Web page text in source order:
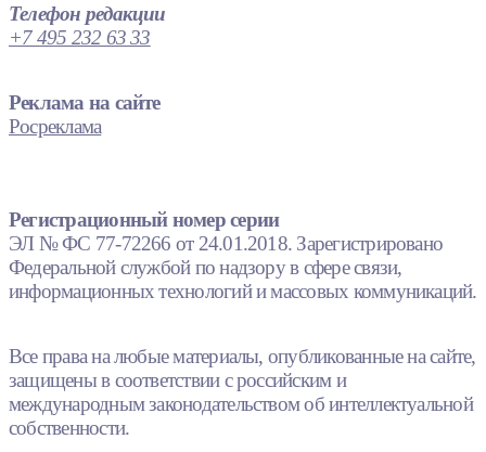
Телефон редакции
+7 495 232 63 33
Реклама на сайте
Росреклама
Регистрационный номер серии
ЭЛ № ФС 77-72266 от 24.01.2018. Зарегистрировано
Федеральной службой по надзору в сфере связи,
информационных технологий и массовых коммуникаций.
Все права на любые материалы, опубликованные на сайте,
защищены в соответствии с российским и
международным законодательством об интеллектуальной
собственности.